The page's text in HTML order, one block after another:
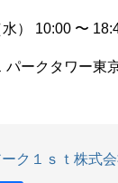
） 10:00 〜
パークタワー東
ク１ｓｔ株式